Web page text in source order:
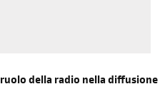
della radio nella diffusione